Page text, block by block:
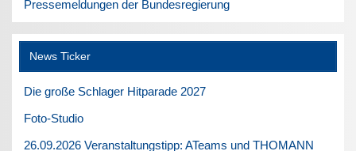
Pressemeldungen der Bundesregierung
News Ticker
Die große Schlager Hitparade 2027
Foto-Studio
26.09.2026 Veranstaltungstipp: ATeams und THOMANN